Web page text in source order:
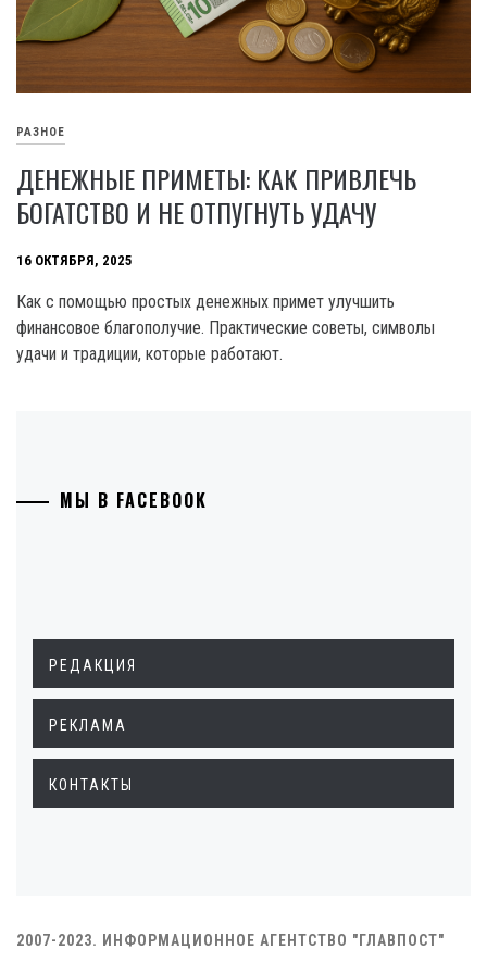
РАЗНОЕ
ДЕНЕЖНЫЕ ПРИМЕТЫ: КАК ПРИВЛЕЧЬ
БОГАТСТВО И НЕ ОТПУГНУТЬ УДАЧУ
16 ОКТЯБРЯ, 2025
Как с помощью простых денежных примет улучшить
финансовое благополучие. Практические советы, символы
удачи и традиции, которые работают.
МЫ В FACEBOOK
РЕДАКЦИЯ
РЕКЛАМА
КОНТАКТЫ
2007-2023. ИНФОРМАЦИОННОЕ АГЕНТСТВО "ГЛАВПОСТ"